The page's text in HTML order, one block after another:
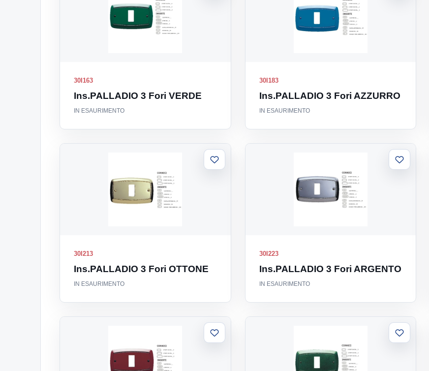
30I163
Ins.PALLADIO 3 Fori VERDE
IN ESAURIMENTO
30I183
Ins.PALLADIO 3 Fori AZZURRO
IN ESAURIMENTO
30I213
Ins.PALLADIO 3 Fori OTTONE
IN ESAURIMENTO
Aggiungi
alla
30I223
Ins.PALLADIO 3 Fori ARGENTO
IN ESAURIMENTO
Aggiungi
alla
Aggiungi
alla
Aggiungi
alla